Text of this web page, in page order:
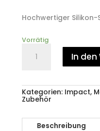
Hochwertiger Silikon-
Vorrätig
Silikonschlauch
"Weiß"
Menge In den
Kategorien: Impact,
Zubehör
Beschreibung